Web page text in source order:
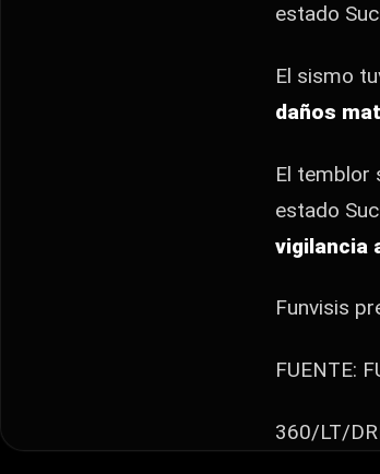
estado
El sismo
daños
El temblor
estado
vigilancia
Funvisis
FUENTE:
360/LT/